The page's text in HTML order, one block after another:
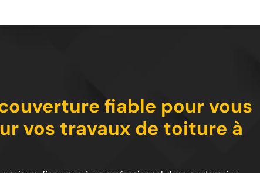
fiable pour vous
vos travaux de toiture à